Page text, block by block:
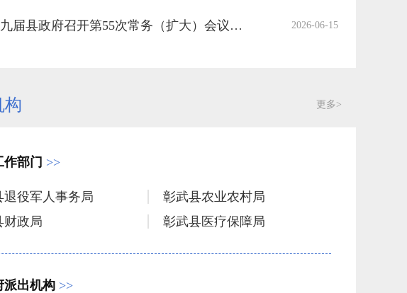
十九届县政府召开第55次常务（扩大）会议图解 2026-06-15
构 更多>
作部门 >>
退役军人事务局
彰武县农业农村局
财政局
彰武县医疗保障局
派出机构 >>